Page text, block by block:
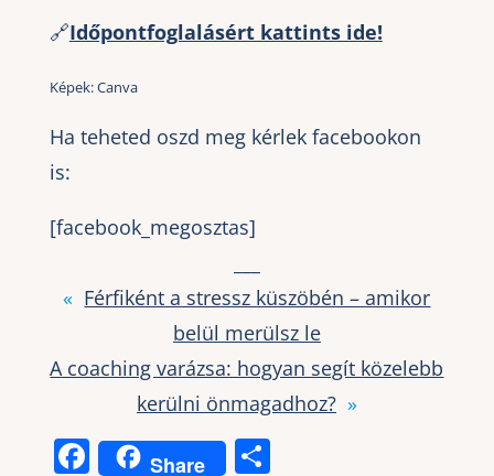
🔗Időpontfoglalásért kattints ide!
Képek:Canva
Ha teheted oszd meg kérlek facebookon
is:
[facebook_megosztas]
« Férfiként a stressz küszöbén – amikor
belül merülsz le
A coaching varázsa: hogyan segít közelebb
kerülni önmagadhoz? »
F Share O